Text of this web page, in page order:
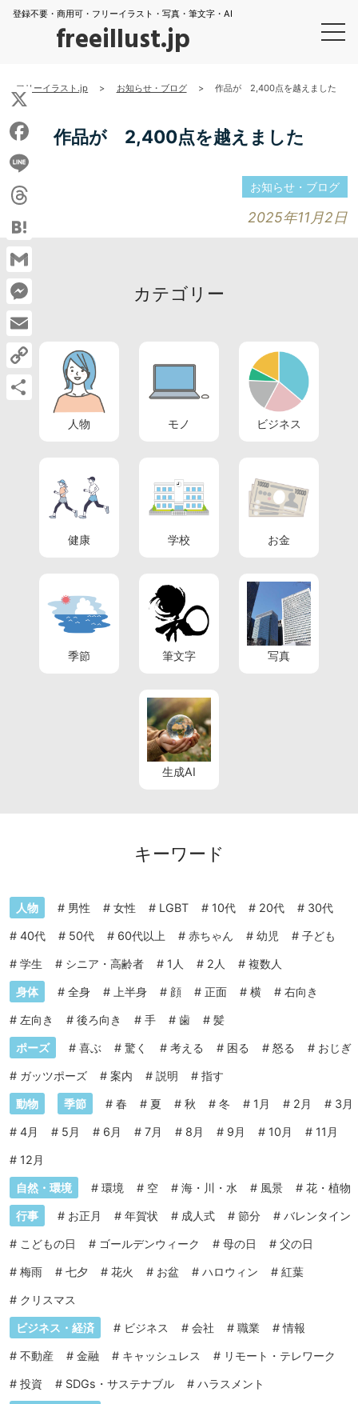
登録不要・商用可・フリーイラスト・写真・筆文字・AI
freeillust.jp
フリーイラスト.jp > お知らせ・ブログ > 作品が 2,400点を越えました
作品が 2,400点を越えました
お知らせ・ブログ
2025年11月2日
カテゴリー
人物 モノ ビジネス
健康 学校 お金
季節 筆文字 写真
生成AI
キーワード
人物 # 男性 # 女性 # LGBT # 10代 # 20代 # 30代
# 40代 # 50代 # 60代以上 # 赤ちゃん # 幼児 # 子ども
# 学生 # シニア・高齢者 # 1人 # 2人 # 複数人
身体 # 全身 # 上半身 # 顔 # 正面 # 横 # 右向き
# 左向き # 後ろ向き # 手 # 歯 # 髪
ポーズ # 喜ぶ # 驚く # 考える # 困る # 怒る # おじぎ
# ガッツポーズ # 案内 # 説明 # 指す
動物 季節 # 春 # 夏 # 秋 # 冬 # 1月 # 2月 # 3月
# 4月 # 5月 # 6月 # 7月 # 8月 # 9月 # 10月 # 11月
# 12月
自然・環境 # 環境 # 空 # 海・川・水 # 風景 # 花・植物
行事 # お正月 # 年賀状 # 成人式 # 節分 # バレンタイン
# こどもの日 # ゴールデンウィーク # 母の日 # 父の日
# 梅雨 # 七夕 # 花火 # お盆 # ハロウィン # 紅葉
# クリスマス
ビジネス・経済 # ビジネス # 会社 # 職業 #情報
# 不動産 # 金融 # キャッシュレス # リモート・テレワーク
# 投資 # SDGs・サステナブル # ハラスメント
X
Facebook
Line
Threads
Hatena
Gmail
Messenger
Email
Copy